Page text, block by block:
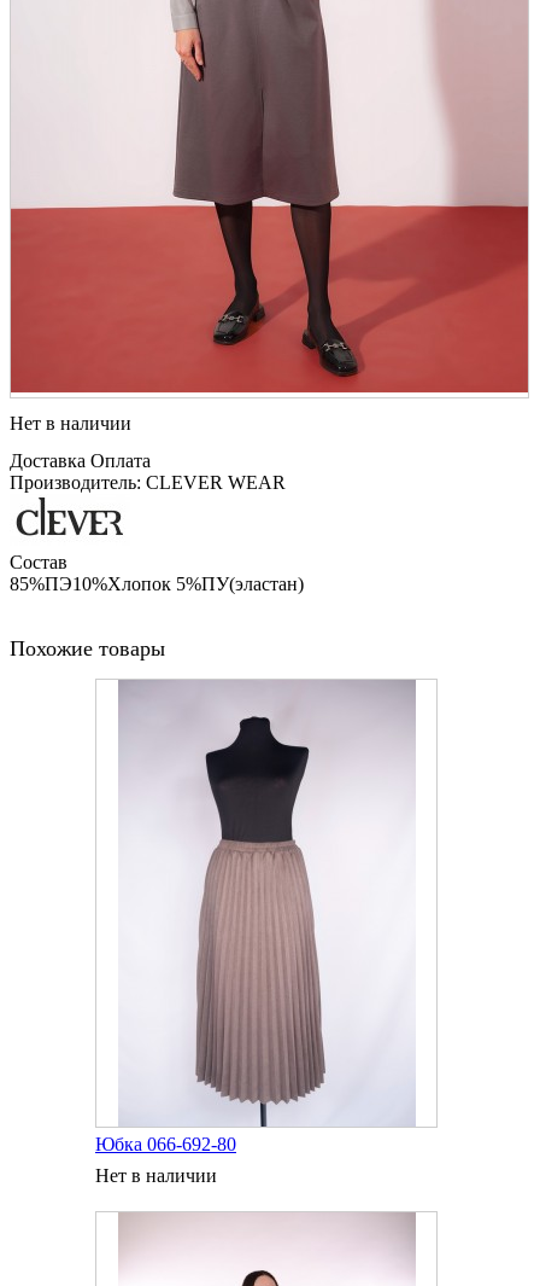
Нет в наличии
Доставка Оплата
Производитель: CLEVER WEAR
Состав
85%ПЭ10%Хлопок 5%ПУ(эластан)
Похожие товары
Юбка 066-692-80
Нет в наличии